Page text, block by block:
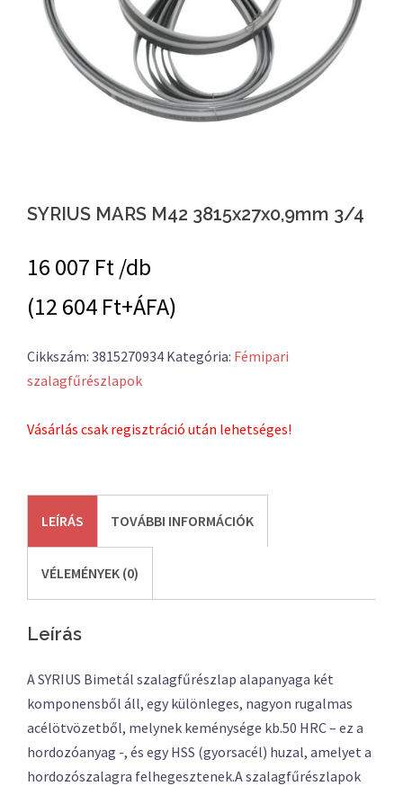
SYRIUS MARS M42 3815x27x0,9mm 3/4
16 007 Ft /db
(12 604 Ft+ÁFA)
Cikkszám: 3815270934 Kategória: Fémipari
szalagfűrészlapok
Vásárlás csak regisztráció után lehetséges!
LEÍRÁS TOVÁBBI INFORMÁCIÓK
VÉLEMÉNYEK (0)
Leírás
A SYRIUS Bimetál szalagfűrészlap alapanyaga két
komponensből áll, egy különleges, nagyon rugalmas
acélötvözetből, melynek keménysége kb.50 HRC – ez a
hordozóanyag -, és egy HSS (gyorsacél) huzal, amelyet a
hordozószalagra felhegesztenek.A szalagfűrészlapok